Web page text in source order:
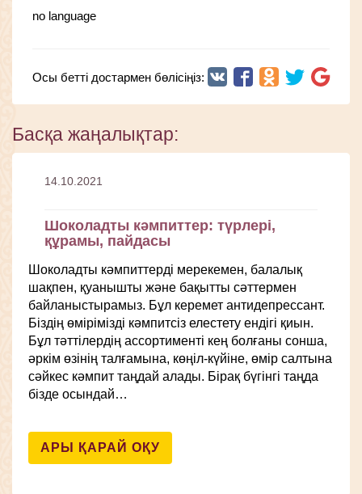
no language
Осы бетті достармен бөлісіңіз:
Басқа жаңалықтар:
14.10.2021
Шоколадты кәмпиттер: түрлері,
құрамы, пайдасы
Шоколадты кәмпиттерді мерекемен, балалық
шақпен, қуанышты және бақытты сәттермен
байланыстырамыз. Бұл керемет антидепрессант.
Біздің өмірімізді кәмпитсіз елестету ендігі қиын.
Бұл тәттілердің ассортименті кең болғаны сонша,
әркім өзінің талғамына, көңіл-күйіне, өмір салтына
сәйкес кәмпит таңдай алады. Бірақ бүгінгі таңда
бізде осындай…
АРЫ ҚАРАЙ ОҚУ